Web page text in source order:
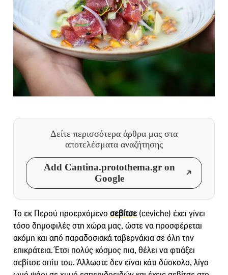
Δείτε περισσότερα άρθρα μας στα
αποτελέσματα αναζήτησης
Add Cantina.protothema.gr on
Google
Το εκ Περού προερχόμενο σεβίτσε (ceviche) έχει γίνει
τόσο δημοφιλές στη χώρα μας, ώστε να προσφέρεται
ακόμη και από παραδοσιακά ταβερνάκια σε όλη την
επικράτεια. Έτσι πολύς κόσμος πια, θέλει να φτιάξει
σεβίτσε σπίτι του. Άλλωστε δεν είναι κάτι δύσκολο, λίγο